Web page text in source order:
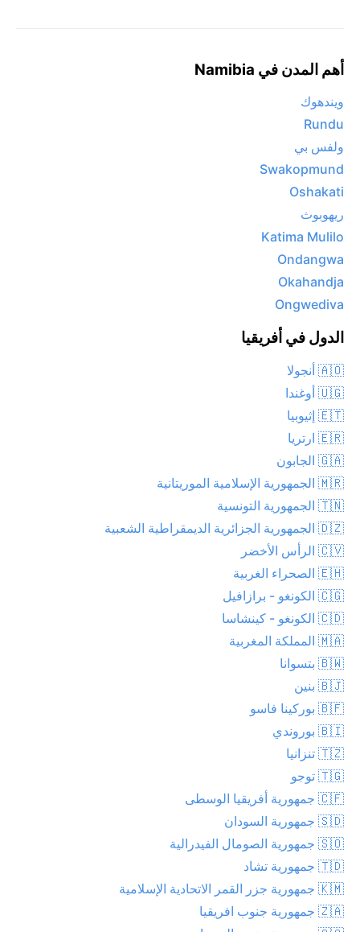
أهم المدن في Namibia
ويندهوك
Rundu
ولفس بي
Swakopmund
Oshakati
ريهوبوث
Katima Mulilo
Ondangwa
Okahandja
Ongwediva
الدول في أفريقيا
🇦🇴 أنجولا
🇺🇬 أوغندا
🇪🇹 إثيوبيا
🇪🇷 ارتريا
🇬🇦 الجابون
🇲🇷 الجمهورية الإسلامية الموريتانية
🇹🇳 الجمهورية التونسية
🇩🇿 الجمهورية الجزائرية الديمقراطية الشعبية
🇨🇻 الرأس الأخضر
🇪🇭 الصحراء الغربية
🇨🇬 الكونغو - برازافيل
🇨🇩 الكونغو - كينشاسا
🇲🇦 المملكة المغربية
🇧🇼 بتسوانا
🇧🇯 بنين
🇧🇫 بوركينا فاسو
🇧🇮 بوروندي
🇹🇿 تنزانيا
🇹🇬 توجو
🇨🇫 جمهورية أفريقيا الوسطى
🇸🇩 جمهورية السودان
🇸🇴 جمهورية الصومال الفيدرالية
🇹🇩 جمهورية تشاد
🇰🇲 جمهورية جزر القمر الاتحادية الإسلامية
🇿🇦 جمهورية جنوب افريقيا